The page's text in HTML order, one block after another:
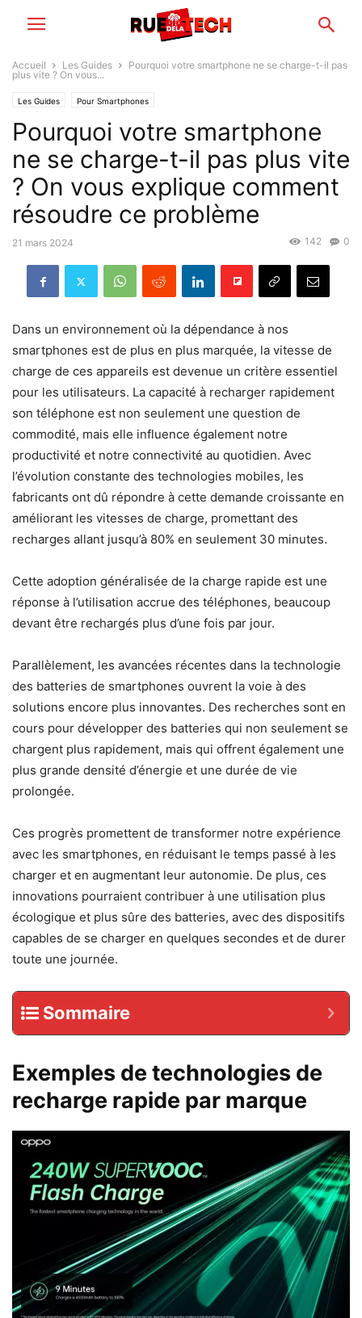
Accueil Les Guides
Pourquoi votre smartphone ne se charge-t-il pas
plus vite ? On vous...
Les Guides Pour Smartphones
Pourquoi votre smartphone
ne se charge-t-il pas plus vite
? On vous explique comment
résoudre ce problème
21 mars 2024 0
142
Dans un environnement où la dépendance à nos
smartphones est de plus en plus marquée, la vitesse de
charge de ces appareils est devenue un critère essentiel
pour les utilisateurs. La capacité à recharger rapidement
son téléphone est non seulement une question de
commodité, mais elle influence également notre
productivité et notre connectivité au quotidien. Avec
l’évolution constante des technologies mobiles, les
fabricants ont dû répondre à cette demande croissante en
améliorant les vitesses de charge, promettant des
recharges allant jusqu’à 80% en seulement 30 minutes.
Cette adoption généralisée de la charge rapide est une
réponse à l’utilisation accrue des téléphones, beaucoup
devant être rechargés plus d’une fois par jour.
Parallèlement, les avancées récentes dans la technologie
des batteries de smartphones ouvrent la voie à des
solutions encore plus innovantes. Des recherches sont en
cours pour développer des batteries qui non seulement se
chargent plus rapidement, mais qui offrent également une
plus grande densité d’énergie et une durée de vie
prolongée.
Ces progrès promettent de transformer notre expérience
avec les smartphones, en réduisant le temps passé à les
charger et en augmentant leur autonomie. De plus, ces
innovations pourraient contribuer à une utilisation plus
écologique et plus sûre des batteries, avec des dispositifs
capables de se charger en quelques secondes et de durer
toute une journée.
Sommaire
Exemples de technologies de
recharge rapide par marque